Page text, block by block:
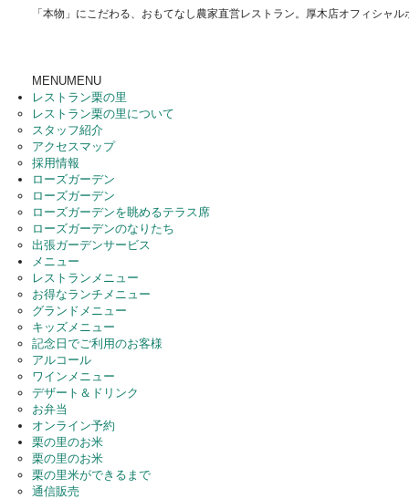
「本物」にこだわる、おもてなし農家直営レストラン。厚木店オフィシャル
MENUMENU
レストラン栗の里
レストラン栗の里について
スタッフ紹介
アクセスマップ
採用情報
ローズガーデン
ローズガーデン
ローズガーデンを眺めるテラス席
ローズガーデンのなりたち
出張ガーデンサービス
メニュー
レストランメニュー
お得なランチメニュー
グランドメニュー
キッズメニュー
記念日でご利用のお客様
アルコール
ワインメニュー
デザート＆ドリンク
お弁当
オンライン予約
栗の里のお米
栗の里のお米
栗の里米ができるまで
通信販売